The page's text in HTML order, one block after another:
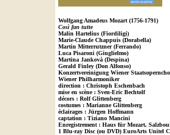
Wolfgang Amadeus Mozart (1756-1791)
Così fan tutte
Malin Hartelius (Fiordiligi)
Marie-Claude Chappuis (Dorabella)
Martin Mitterrutzner (Ferrando)
Luca Pisaroni (Giuglielmo)
Martina Janková (Despina)
Gerald Finley (Don Alfonso)
Konzertvereinigung Wiener
Wiener Philharmoniker
direction : Christoph Eschenbach
mise en scène : Sven-Eric Bechtolf
décors : Rolf Glittenberg
costumes : Marianne Glittenberg
éclairages : Jürgen Hoffmann
captation : Tiziano Mancini
Enregistrement : Haus für Mozart,
1 Blu-ray Disc (ou DVD) EuroArts Unitel